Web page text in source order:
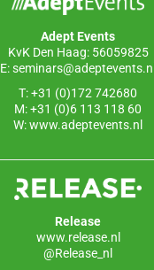
p
Adept Events
KvK Den Haag: 56059825
E:seminars@adeptevents.nl
T: +31 (0)172 742680
M: +31 (0)6 113 118 60
W:www.adeptevents.nl
Release
www.release.nl
@Release_nl